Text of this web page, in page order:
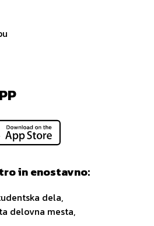
in enostavno:
dela,
delovna mesta,